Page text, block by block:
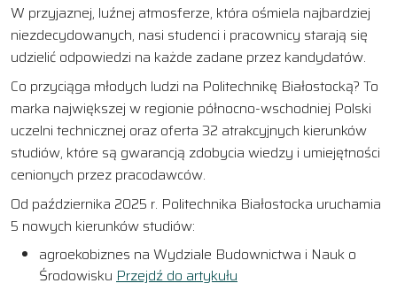
W przyjaznej, luźnej atmosferze, która ośmiela najbardziej
niezdecydowanych, nasi studenci i pracownicy starają się
udzielić odpowiedzi na każde zadane przez kandydatów.
Co przyciąga młodych ludzi na Politechnikę Białostocką? To
marka największej w regionie północno-wschodniej Polski
uczelni technicznej oraz oferta 32 atrakcyjnych kierunków
studiów, które są gwarancją zdobycia wiedzy i umiejętności
cenionych przez pracodawców.
Od października 2025 r. Politechnika Białostocka uruchamia
5 nowych kierunków studiów:
agroekobiznes na Wydziale Budownictwa i Nauk o
Środowisku Przejdź do artykułu